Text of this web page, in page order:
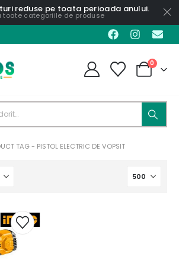
reduse pe toata perioada anului.
toate categoriile de produse
0
TAG - PISTOL ELECTRIC DE VOPSIT